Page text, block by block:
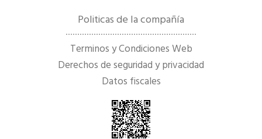
Politicas de la compañía
Terminos y Condiciones Web
Derechos de seguridad y privacidad
Datos fiscales